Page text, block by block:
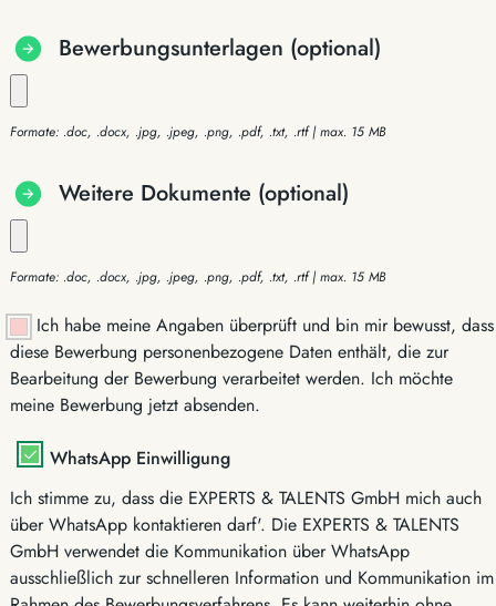
Bewerbungsunterlagen (optional)
Formate: .doc, .docx, .jpg, .jpeg, .png, .pdf, .txt, .rtf | max. 15 MB
Weitere Dokumente (optional)
Formate: .doc, .docx, .jpg, .jpeg, .png, .pdf, .txt, .rtf | max. 15 MB
Ich habe meine Angaben überprüft und bin mir bewusst, dass
diese Bewerbung personenbezogene Daten enthält, die zur
Bearbeitung der Bewerbung verarbeitet werden. Ich möchte
meine Bewerbung jetzt absenden.
WhatsApp Einwilligung
Ich stimme zu, dass die EXPERTS & TALENTS GmbH mich auch
über WhatsApp kontaktieren darf'. Die EXPERTS & TALENTS
GmbH verwendet die Kommunikation über WhatsApp
ausschließlich zur schnelleren Information und Kommunikation im